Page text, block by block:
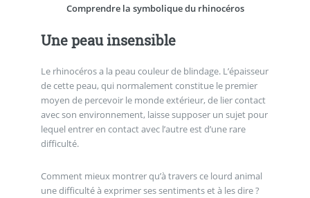
Comprendre la symbolique du rhinocéros
Une peau insensible
Le rhinocéros a la peau couleur de blindage. L’épaisseur
de cette peau, qui normalement constitue le premier
moyen de percevoir le monde extérieur, de lier contact
avec son environnement, laisse supposer un sujet pour
lequel entrer en contact avec l’autre est d’une rare
difficulté.
Comment mieux montrer qu’à travers ce lourd animal
une difficulté à exprimer ses sentiments et à les dire ?